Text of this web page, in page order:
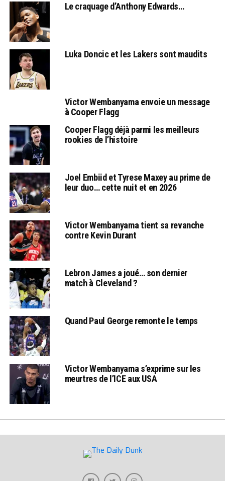
Le craquage d’Anthony Edwards…
Luka Doncic et les Lakers sont maudits
Victor Wembanyama envoie un message
à Cooper Flagg
Cooper Flagg déjà parmi les meilleurs
rookies de l’histoire
Joel Embiid et Tyrese Maxey au prime de
leur duo… cette nuit et en 2026
Victor Wembanyama tient sa revanche
contre Kevin Durant
Lebron James a joué… son dernier
match à Cleveland ?
Quand Paul George remonte le temps
Victor Wembanyama s’exprime sur les
meurtres de l’ICE aux USA